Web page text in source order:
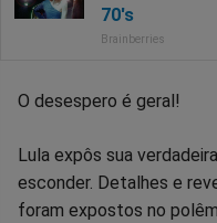
O desespero é geral!
Lula expôs sua
esconder. Detalhes e
foram expostos no